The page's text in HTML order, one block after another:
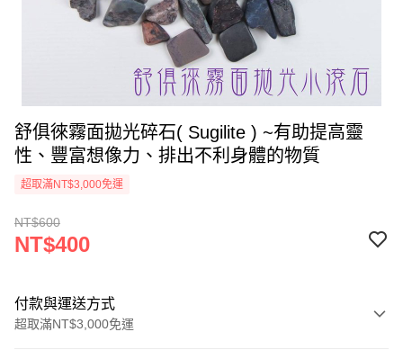
舒俱徠霧面拋光碎石( Sugilite ) ~有助提高靈
性、豐富想像力、排出不利身體的物質
超取滿NT$3,000免運
NT$600
NT$400
付款與運送方式
超取滿NT$3,000免運